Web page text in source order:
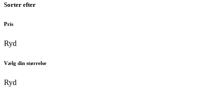
Sorter efter
Pris
Ryd
Vælg din størrelse
Ryd